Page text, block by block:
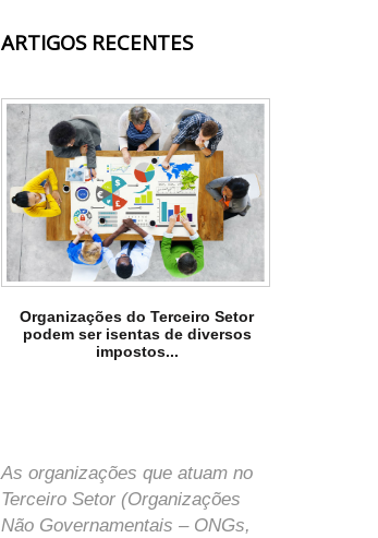
ARTIGOS RECENTES
Organizações do Terceiro Setor
podem ser isentas de diversos
impostos...
As organizações que atuam no
Terceiro Setor (Organizações
Não Governamentais – ONGs,